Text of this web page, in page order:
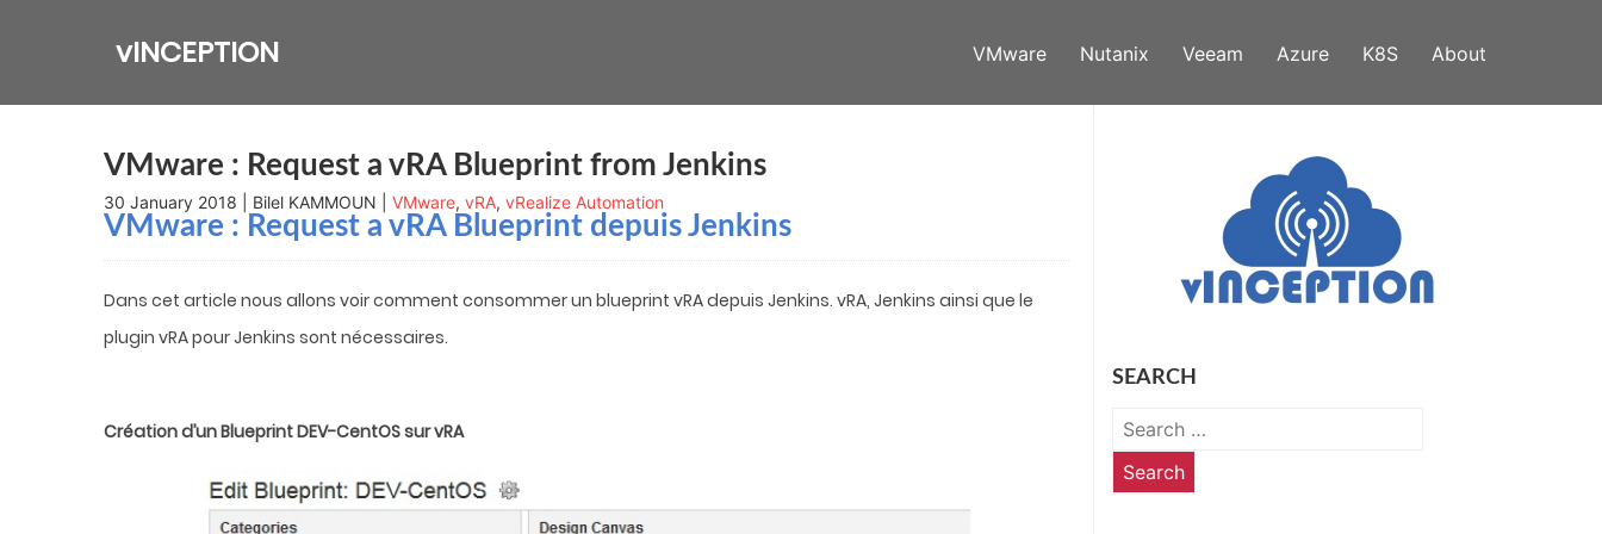
vINCEPTION VMware Nutanix Veeam Azure K8S About
VMware : Request a vRA Blueprint from Jenkins
30 January 2018 | Bilel KAMMOUN | VMware, vRA, vRealize Automation
VMware : Request a vRA Blueprint depuis Jenkins
Dans cet article nous allons voir comment consommer un blueprint vRA depuis Jenkins. vRA, Jenkins ainsi que le
plugin vRA pour Jenkins sont nécessaires.
Création d’un Blueprint DEV-CentOS sur vRA
SEARCH
Search
for: